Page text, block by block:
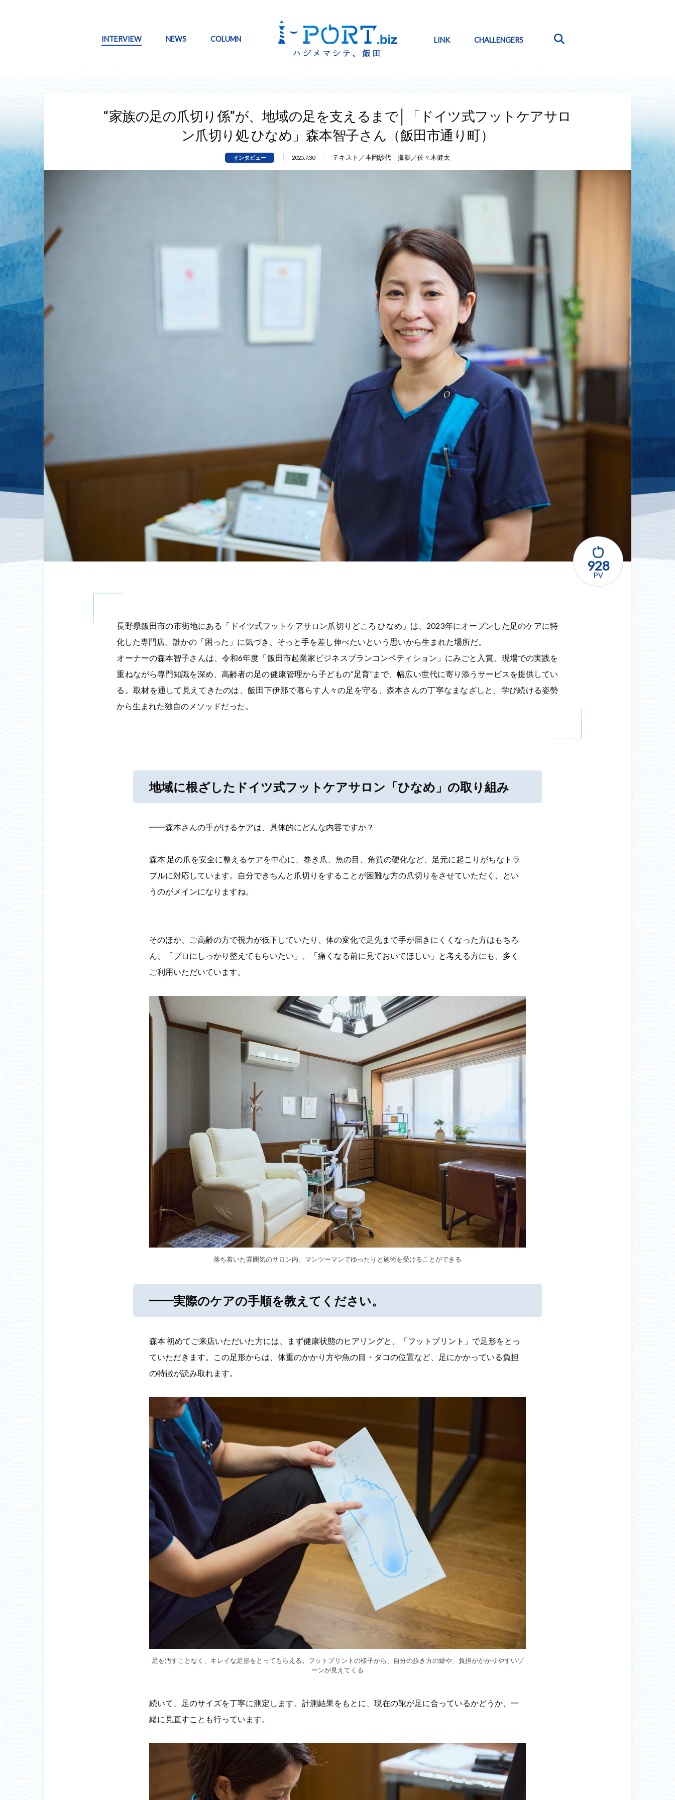
INTERVIEW NEWS COLUMN LINK CHALLENGERS
“家族の足の爪切り係”が、地域の足を支えるまで│「ドイツ式フットケアサロ
ン爪切り処 ひなめ」森本智子さん（飯田市通り町）
インタビュー 2025.7.30 テキスト／本岡紗代 撮影／佐々木健太
928
PV
長野県飯田市の市街地にある「ドイツ式フットケアサロン爪切りどころ ひなめ」は、2023年にオープンした足のケアに特
化した専門店。誰かの「困った」に気づき、そっと手を差し伸べたいという思いから生まれた場所だ。
オーナーの森本智子さんは、令和6年度「飯田市起業家ビジネスプランコンペティション」にみごと入賞。現場での実践を
重ねながら専門知識を深め、高齢者の足の健康管理から子どもの“足育”まで、幅広い世代に寄り添うサービスを提供してい
る。取材を通して見えてきたのは、飯田下伊那で暮らす人々の足を守る、森本さんの丁寧なまなざしと、学び続ける姿勢
から生まれた独自のメソッドだった。
地域に根ざしたドイツ式フットケアサロン「ひなめ」の取り組み
━━森本さんの手がけるケアは、具体的にどんな内容ですか？
森本 足の爪を安全に整えるケアを中心に、巻き爪、魚の目、角質の硬化など、足元に起こりがちなトラ
ブルに対応しています。自分できちんと爪切りをすることが困難な方の爪切りをさせていただく、とい
うのがメインになりますね。
そのほか、ご高齢の方で視力が低下していたり、体の変化で足先まで手が届きにくくなった方はもちろ
ん、「プロにしっかり整えてもらいたい」、「痛くなる前に見ておいてほしい」と考える方にも、多く
ご利用いただいています。
落ち着いた雰囲気のサロン内。マンツーマンでゆったりと施術を受けることができる
━━実際のケアの手順を教えてください。
森本 初めてご来店いただいた方には、まず健康状態のヒアリングと、「フットプリント」で足形をとっ
ていただきます。この足形からは、体重のかかり方や魚の目・タコの位置など、足にかかっている負担
の特徴が読み取れます。
足を汚すことなく、キレイな足形をとってもらえる。フットプリントの様子から、自分の歩き方の癖や、負担がかかりやすいゾ
ーンが見えてくる
続いて、足のサイズを丁寧に測定します。計測結果をもとに、現在の靴が足に合っているかどうか、一
緒に見直すことも行っています。